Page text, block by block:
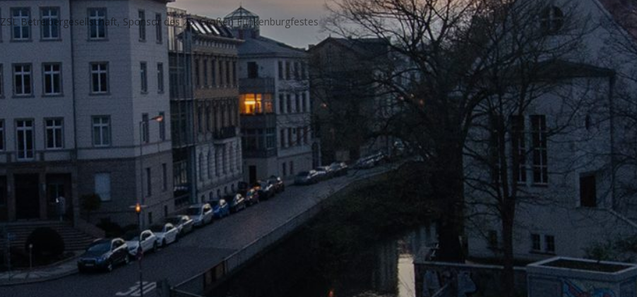
ZSL Betreibergesellschaft, Sponsor des 25. Großen Funkenburgfestes